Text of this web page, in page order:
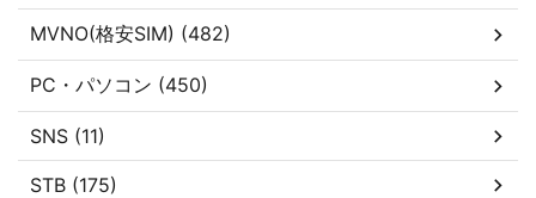
MVNO(格安SIM) (482)
PC・パソコン (450)
SNS (11)
STB (175)